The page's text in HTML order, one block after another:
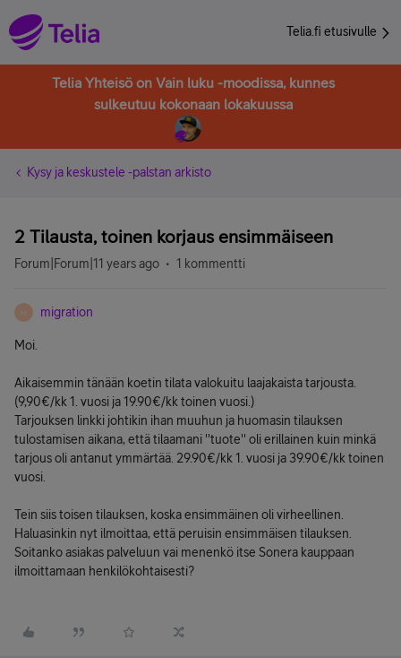
Telia.fi etusivulle
Telia Yhteisö on Vain luku -moodissa, kunnes
sulkeutuu kokonaan lokakuussa
Kysy ja keskustele -palstan arkisto
2 Tilausta, toinen korjaus ensimmäiseen
Forum|Forum|11 years ago 1 kommentti
M migration
Moi.
Aikaisemmin tänään koetin tilata valokuitu laajakaista tarjousta.
(9,90€/kk 1. vuosi ja 19.90€/kk toinen vuosi.)
Tarjouksen linkki johtikin ihan muuhun ja huomasin tilauksen
tulostamisen aikana, että tilaamani ''tuote'' oli erillainen kuin minkä
tarjous oli antanut ymmärtää. 29.90€/kk 1. vuosi ja 39.90€/kk toinen
vuosi.
Tein siis toisen tilauksen, koska ensimmäinen oli virheellinen.
Haluasinkin nyt ilmoittaa, että peruisin ensimmäisen tilauksen.
Soitanko asiakas palveluun vai menenkö itse Sonera kauppaan
ilmoittamaan henkilökohtaisesti?